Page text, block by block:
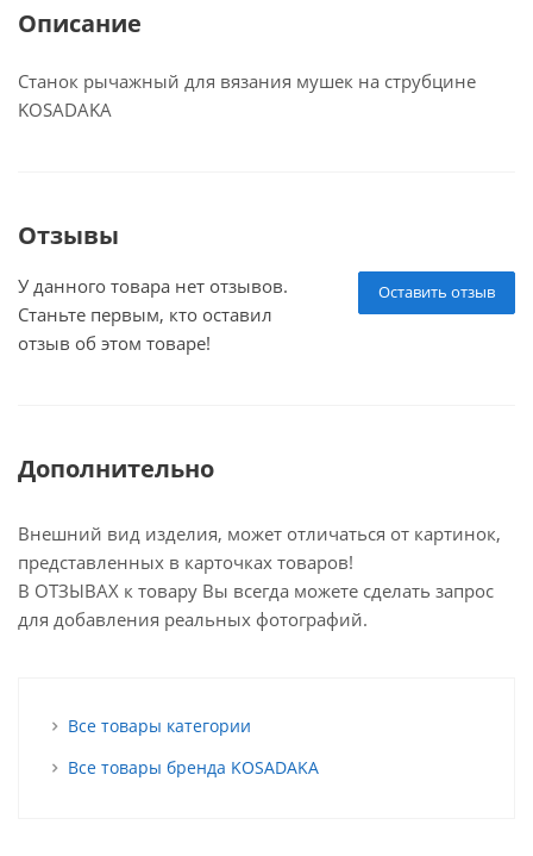
Описание
Cтанок рычажный для вязания мушек на струбцине
KOSADAKA
Отзывы
Оставить отзыв
У данного товара нет отзывов.
Станьте первым, кто оставил
отзыв об этом товаре!
Дополнительно
Внешний вид изделия, может отличаться от картинок,
представленных в карточках товаров!
В ОТЗЫВАХ к товару Вы всегда можете сделать запрос
для добавления реальных фотографий.
Все товары категории
Все товары бренда KOSADAKA